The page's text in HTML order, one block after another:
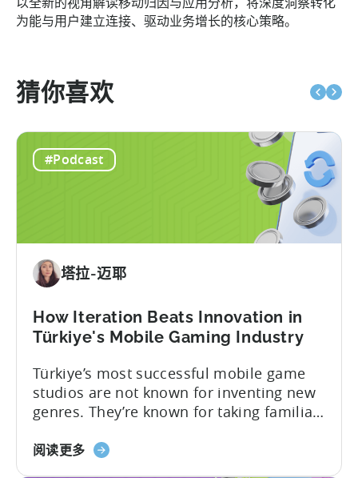
为能与用户建立连接、驱动业务增长的核心策略。
猜你喜欢
#Podcast
塔拉-迈耶
How Iteration Beats Innovation in
Türkiye's Mobile Gaming Industry
Türkiye’s most successful mobile game
studios are not known for inventing new
genres. They’re known for taking familiar
exceptionally well. That was one of the
阅读更多about